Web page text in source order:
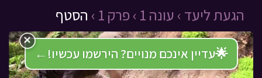
הגעת ליעד › עונה 1 › פרק 1 › הסטף
🌟עדיין אינכם מנויים? הירשמו עכשיו! ←
×